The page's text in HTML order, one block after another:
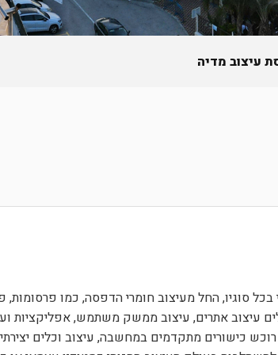
עיצוב מדיה
סוגיו, החל מעיצוב חומרי הדפסה, כמו פרסומות,
עיצוב אתרים, עיצוב ממשק משתמש, אפליקציות
כישורים מתקדמים במחשבה, עיצוב וכלים